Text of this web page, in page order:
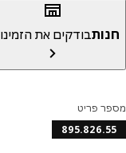
בודקים את הזמינות...
פריט